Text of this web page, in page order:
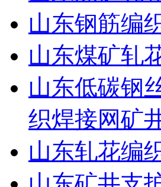
山东钢筋编
山东煤矿轧
山东低碳钢
织焊接网矿
山东轧花编